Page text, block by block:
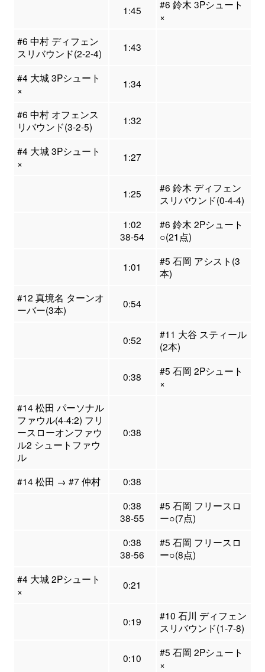
1:45
#6 鈴木 3Pシュート
×
#6 中村 ディフェン
スリバウンド(2-2-4)
1:43
#4 大城 3Pシュート
×
1:34
#6 中村 オフェンス
リバウンド(3-2-5)
1:32
#4 大城 3Pシュート
×
1:27
1:25
#6 鈴木 ディフェン
スリバウンド(0-4-4)
1:02
38-54
#6 鈴木 2Pシュート
○(21点)
1:01
#5 石岡 アシスト(3
本)
#12 真境名 ターンオ
ーバー(3本)
0:54
0:52
#11 大谷 スティール
(2本)
0:38
#5 石岡 2Pシュート
×
#14 松田 パーソナル
ファウル(4-4:2) フリ
ースローオンファウ
ル2 シュートファウ
ル
0:38
#14 松田 → #7 仲村
0:38
0:38
38-55
#5 石岡 フリースロ
ー○(7点)
0:38
38-56
#5 石岡 フリースロ
ー○(8点)
#4 大城 2Pシュート
×
0:21
0:19
#10 石川 ディフェン
スリバウンド(1-7-8)
0:10
#5 石岡 2Pシュート
×